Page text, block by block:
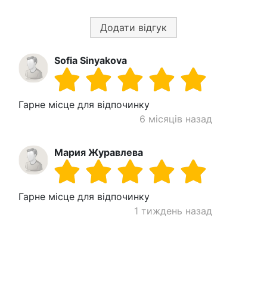
Додати відгук
Sofia Sinyakova
Гарне місце для відпочинку
6 місяців назад
Мария Журавлева
Гарне місце для відпочинку
1 тиждень назад